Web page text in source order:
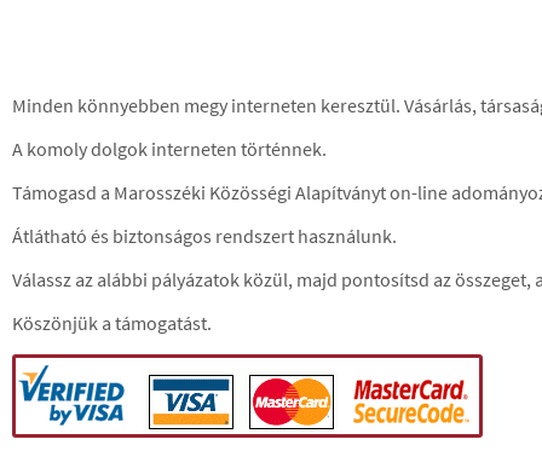
Minden könnyebben megy interneten keresztül. Vásárlás,
A komoly dolgok interneten történnek.
Támogasd a Marosszéki Közösségi Alapítványt on-line
Átlátható és biztonságos rendszert használunk.
Válassz az alábbi pályázatok közül, majd pontosítsd az
Köszönjük a támogatást.